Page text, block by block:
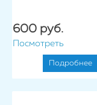
600 руб.
Посмотреть
Подробнее